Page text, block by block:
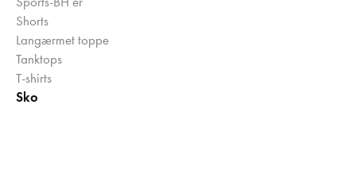
Shorts
Langærmet toppe
Tanktops
T-shirts
Sko